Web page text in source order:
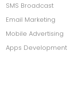
SMS Broadcast
Email Marketing
Mobile Advertising
Apps Development